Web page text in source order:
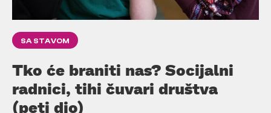
SA STAVOM
Tko će braniti nas? Socijalni
radnici, tihi čuvari društva
(peti dio)